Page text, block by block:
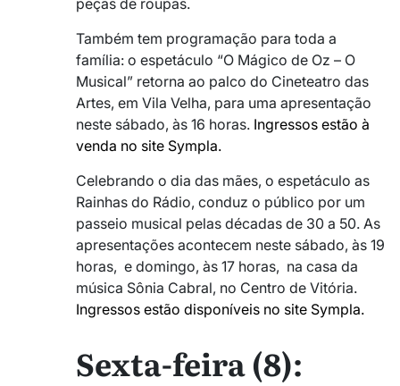
Também tem programação para toda a
família: o espetáculo “O Mágico de Oz – O
Musical” retorna ao palco do Cineteatro das
Artes, em Vila Velha, para uma apresentação
neste sábado, às 16 horas. Ingressos estão à
venda no site Sympla.
Celebrando o dia das mães, o espetáculo as
Rainhas do Rádio, conduz o público por um
passeio musical pelas décadas de 30 a 50. As
apresentações acontecem neste sábado, às 19
horas, e domingo, às 17 horas, na casa da
música Sônia Cabral, no Centro de Vitória.
Ingressos estão disponíveis no site Sympla.
Sexta-feira (8):